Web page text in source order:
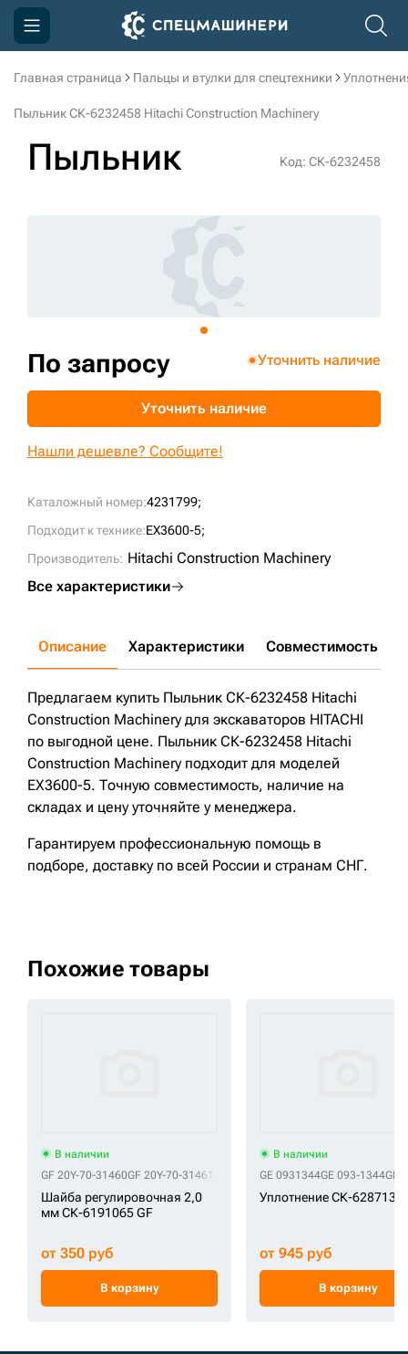
Главная страница Пальцы и втулки для спецтехники
Пыльник СК-6232458 Hitachi Construction Machinery
Пыльник Код: СК-6232458
Каталожный номер:4231799;
Подходит к технике:EX3600-5;
Производитель: Hitachi Construction Machinery
Все характеристики
По запросу Уточнить наличие
Уточнить наличие
Нашли дешевле? Сообщите!
Описание Характеристики Совместимость
Предлагаем купить Пыльник СК-6232458 Hitachi
Construction Machinery для экскаваторов HITACHI
по выгодной цене. Пыльник СК-6232458 Hitachi
Construction Machinery подходит для моделей
EX3600-5. Точную совместимость, наличие на
складах и цену уточняйте у менеджера.
Гарантируем профессиональную помощь в
подборе, доставку по всей России и странам СНГ.
Похожие товары
В наличии
GF 20Y-70-31460GF 20Y-70-31461
Шайба регулировочная 2,0
мм СК-6191065 GF
от 350 руб
В корзину
В наличии
GE 0931344GE 093-1344GE
Уплотнение СК-6287136
от 945 руб
В корзину
Компания
Доставка и оплата
+7 (499) 394-50-93